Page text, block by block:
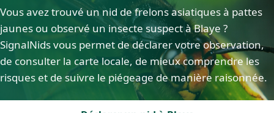
Vous avez trouvé un nid de frelons asiatiques à pattes
jaunes ou observé un insecte suspect à Blaye ?
SignalNids vous permet de déclarer votre observation,
de consulter la carte locale, de mieux comprendre les
risques et de suivre le piégeage de manière raisonnée.